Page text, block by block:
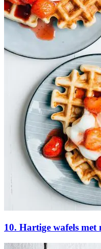
10. Hartige wafels met